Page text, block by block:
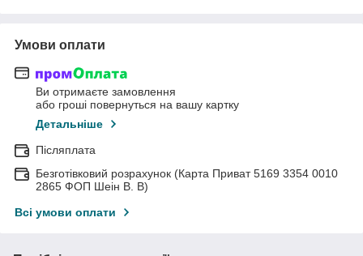
Умови оплати
Ви отримаєте замовлення
або гроші повернуться на вашу картку
Детальніше
Післяплата
Безготівковий розрахунок (Карта Приват 5169 3354 0010
2865 ФОП Шеін В. В)
Всі умови оплати